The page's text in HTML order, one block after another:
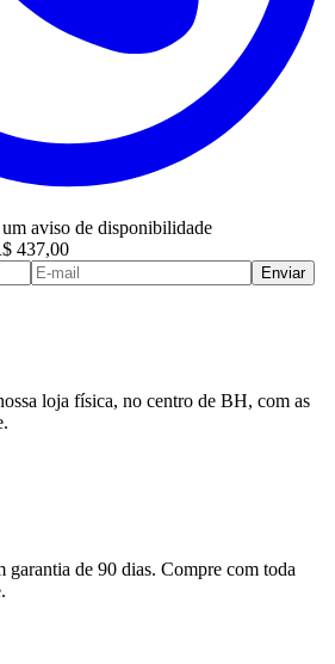
um aviso de disponibilidade
437,00
Enviar
loja física, no centro de BH, com as
garantia de 90 dias. Compre com toda